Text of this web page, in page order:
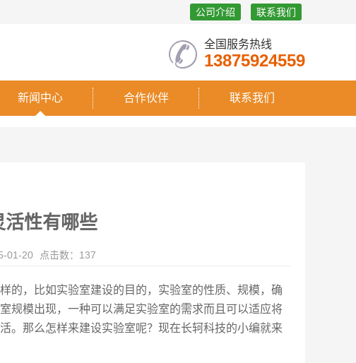
公司介绍 联系我们
全国服务热线
13875924559
新闻中心 合作伙伴 联系我们
活性有哪些
01-20 点击数：137
的，比如实验室建设的目的，实验室的性质、规模，确
规模出现，一种可以满足实验室的需求而且可以适应将
。那么怎样来建设实验室呢？现在长轲科技的小编就来